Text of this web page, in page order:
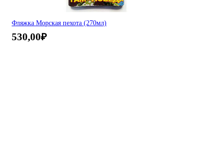
Фляжка Морская пехота (270мл)
530,00₽